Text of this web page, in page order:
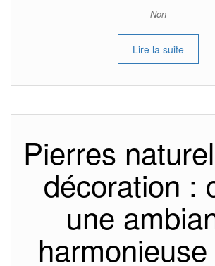
Non
Lire la suite
Pierres
décoration :
une